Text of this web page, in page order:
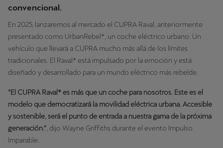
convencional.
En 2025, lanzaremos al mercado el CUPRA Raval, anteriormente
presentado como UrbanRebel*, un coche eléctrico urbano. Un
vehículo que llevará a CUPRA mucho más allá de los límites
tradicionales. El Raval* está impulsado por la emoción y está
diseñado y desarrollado para un mundo eléctrico más rebelde.
“El CUPRA Raval* es más que un coche para nosotros. Este es el
modelo que democratizará la movilidad eléctrica urbana. Accesible
y sostenible, será el punto de entrada a nuestra gama de la próxima
generación.” , dijo Wayne Griffiths durante el evento Impulso
Imparable.